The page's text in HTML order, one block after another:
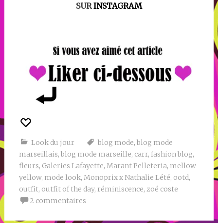
SURINSTAGRAM
Look du jour blog mode, blog mode
marseillais, blog mode marseille, carr, fashion blog,
fleurs, Galeries Lafayette, Marant Pelleteria, mellow
yellow, mode look, Monoprix x Nathalie Lété, ootd,
outfit, outfit of the day, réminiscence, zoé coste
2 commentaires